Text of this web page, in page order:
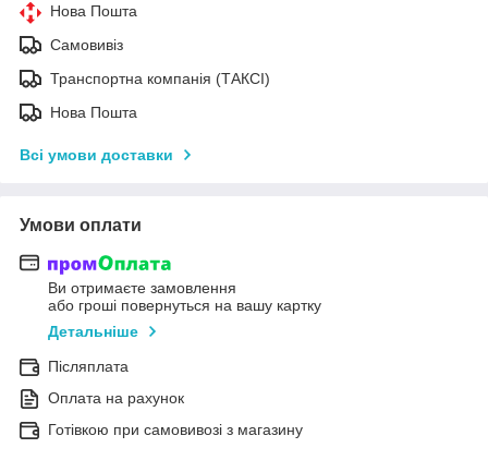
Нова Пошта
Самовивіз
Транспортна компанія (ТАКСІ)
Нова Пошта
Всі умови доставки
Умови оплати
Ви отримаєте замовлення
або гроші повернуться на вашу картку
Детальніше
Післяплата
Оплата на рахунок
Готівкою при самовивозі з магазину